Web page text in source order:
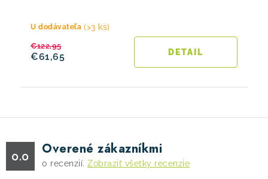
U dodávateľa (>3 ks)
€61,65
€122,95
DETAIL
0.0 Overené zákazníkmi
0 recenzií. Zobraziť všetky recenzie